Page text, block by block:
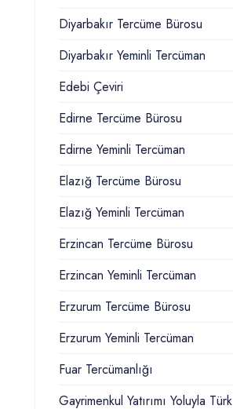
Diyarbakır Tercüme Bürosu
Diyarbakır Yeminli Tercüman
Edebi Çeviri
Edirne Tercüme Bürosu
Edirne Yeminli Tercüman
Elazığ Tercüme Bürosu
Elazığ Yeminli Tercüman
Erzincan Tercüme Bürosu
Erzincan Yeminli Tercüman
Erzurum Tercüme Bürosu
Erzurum Yeminli Tercüman
Fuar Tercümanlığı
Gayrimenkul Yatırımı Yoluyla Türk